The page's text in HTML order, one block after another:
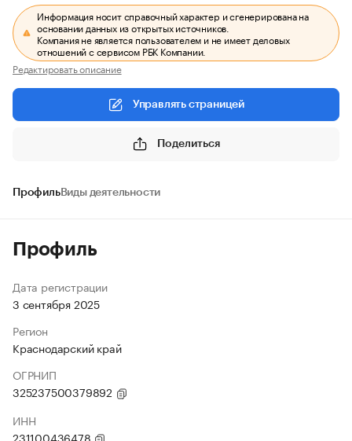
Информация носит справочный характер и сгенерирована на
основании данных из открытых источников.
Компания не является пользователем и не имеет деловых
отношений с сервисом РБК Компании.
Редактировать описание
Управлять страницей
Поделиться
ПрофильВиды деятельности
Профиль
Дата регистрации
3 сентября 2025
Регион
Краснодарский край
ОГРНИП
325237500379892
ИНН
231100436478